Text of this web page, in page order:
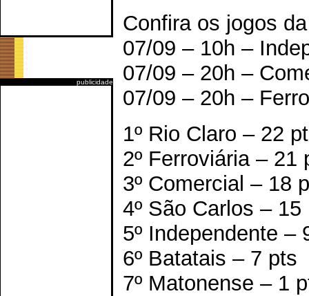
publicidade
Confira os jogos
07/09 – 10h –
07/09 – 20h –
07/09 – 20h –
1º Rio Claro – 22
2º Ferroviária – 21
3º Comercial – 18
4º São Carlos – 15
5º Independente –
6º Batatais – 7 pts
7º Matonense – 1